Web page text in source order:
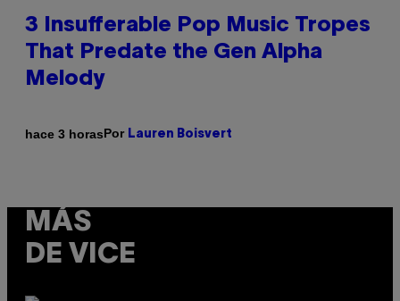
3 Insufferable Pop Music Tropes
That Predate the Gen Alpha
Melody
hace 3 horasPor Lauren Boisvert
MÁS
DE VICE